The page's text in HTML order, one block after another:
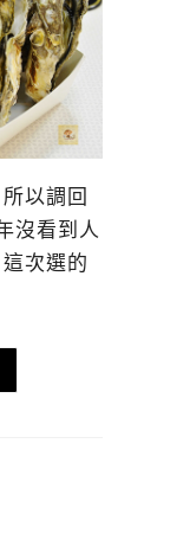
以調回
沒看到人
次選的